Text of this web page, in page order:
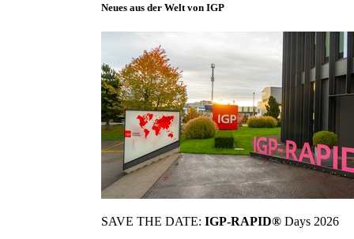
Neues aus der Welt von IGP
SAVE THE DATE: IGP-RAPID® Days 2026